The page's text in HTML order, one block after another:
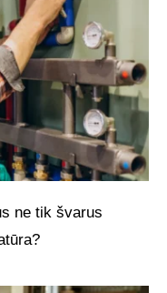
ne tik švarus